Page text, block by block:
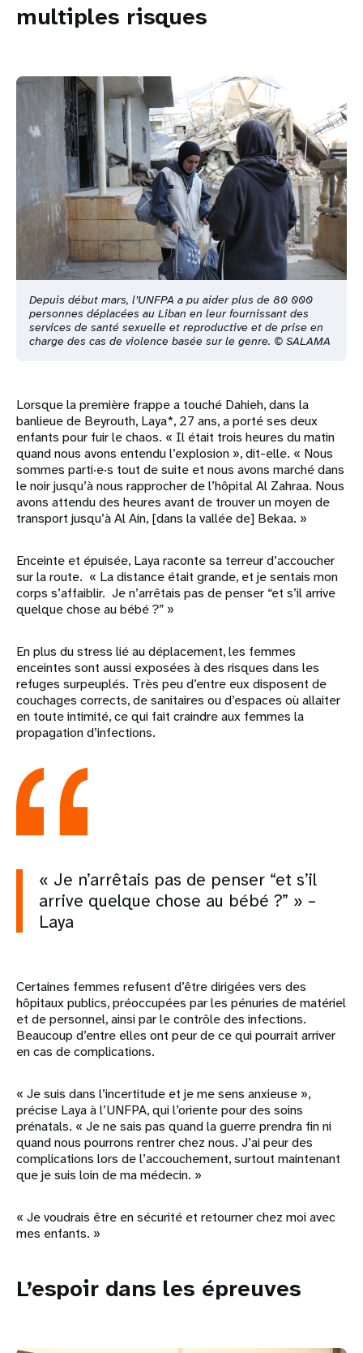
multiples risques
Depuis début mars, l’UNFPA a pu aider plus de 80 000
personnes déplacées au Liban en leur fournissant des
services de santé sexuelle et reproductive et de prise en
charge des cas de violence basée sur le genre. © SALAMA
Lorsque la première frappe a touché Dahieh, dans la
banlieue de Beyrouth, Laya*, 27 ans, a porté ses deux
enfants pour fuir le chaos. « Il était trois heures du matin
quand nous avons entendu l’explosion », dit-elle. « Nous
sommes parti·e·s tout de suite et nous avons marché dans
le noir jusqu’à nous rapprocher de l’hôpital Al Zahraa. Nous
avons attendu des heures avant de trouver un moyen de
transport jusqu’à Al Ain, [dans la vallée de] Bekaa. »
Enceinte et épuisée, Laya raconte sa terreur d’accoucher
sur la route. « La distance était grande, et je sentais mon
corps s’affaiblir. Je n’arrêtais pas de penser “et s’il arrive
quelque chose au bébé ?” »
En plus du stress lié au déplacement, les femmes
enceintes sont aussi exposées à des risques dans les
refuges surpeuplés. Très peu d’entre eux disposent de
couchages corrects, de sanitaires ou d’espaces où allaiter
en toute intimité, ce qui fait craindre aux femmes la
propagation d’infections.
« Je n’arrêtais pas de penser “et s’il
arrive quelque chose au bébé ?” » –
Laya
Certaines femmes refusent d’être dirigées vers des
hôpitaux publics, préoccupées par les pénuries de matériel
et de personnel, ainsi par le contrôle des infections.
Beaucoup d’entre elles ont peur de ce qui pourrait arriver
en cas de complications.
« Je suis dans l’incertitude et je me sens anxieuse »,
précise Laya à l’UNFPA, qui l’oriente pour des soins
prénatals. « Je ne sais pas quand la guerre prendra fin ni
quand nous pourrons rentrer chez nous. J’ai peur des
complications lors de l’accouchement, surtout maintenant
que je suis loin de ma médecin. »
« Je voudrais être en sécurité et retourner chez moi avec
mes enfants. »
L’espoir dans les épreuves